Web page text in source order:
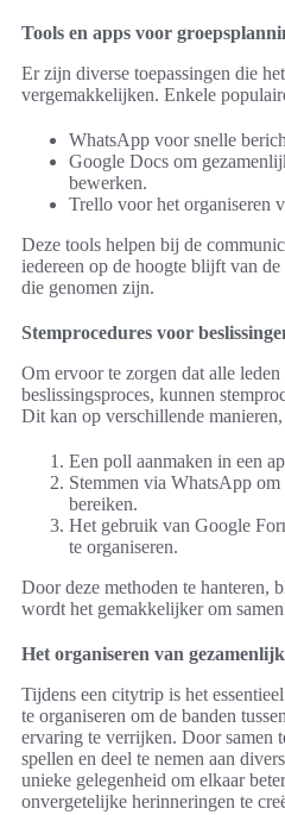
Tools en apps voor
Er zijn diverse toepassingen die
vergemakkelijken. Enkele
WhatsApp voor snelle
Google Docs om
bewerken.
Trello voor het organiseren
Deze tools helpen bij de
iedereen op de hoogte blijft van de
die genomen zijn.
Stemprocedures voor
Om ervoor te zorgen dat alle leden
beslissingsproces, kunnen
Dit kan op verschillende manieren,
Een poll aanmaken in een
Stemmen via WhatsApp om
bereiken.
Het gebruik van Google
te organiseren.
Door deze methoden te hanteren,
wordt het gemakkelijker om
Het organiseren van
Tijdens een citytrip is het
te organiseren om de banden
ervaring te verrijken. Door samen
spellen en deel te nemen aan
unieke gelegenheid om elkaar
onvergetelijke herinneringen te